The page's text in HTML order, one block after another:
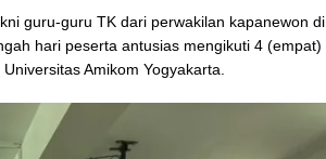
guru-guru TK dari perwakilan kapanewon di
hari peserta antusias mengikuti 4 (empat)
Amikom Yogyakarta.